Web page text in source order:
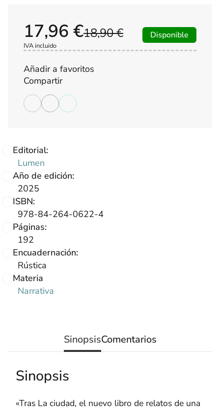
Editorial:
Lumen
Año de edición:
2025
ISBN:
978-84-264-0622-4
Páginas:
192
Encuadernación:
Rústica
Materia
Narrativa
18,90 €
17,96 €
IVA incluido
Disponible
Añadir a favoritos
Compartir
SinopsisComentarios
Sinopsis
«Tras La ciudad, el nuevo libro de relatos de una